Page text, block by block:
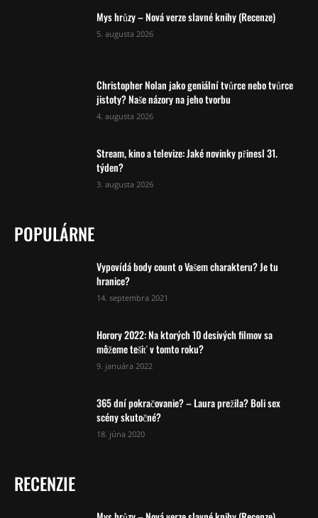
Mys hrůzy – Nová verze slavné knihy (Recenze)
5. augusta 2026
Christopher Nolan jako geniální tvůrce nebo tvůrce
jistoty? Naše názory na jeho tvorbu
4. augusta 2026
Stream, kino a televize: Jaké novinky přinesl 31.
týden?
3. augusta 2026
POPULÁRNE
Vypovídá body count o Vašem charakteru? Je tu
hranice?
14. septembra 2021
Horory 2022: Na ktorých 10 desivých filmov sa
môžeme tešiť v tomto roku?
9. januára 2022
365 dní pokračovanie? – Laura prežila? Boli sex
scény skutočné?
18. júna 2020
RECENZIE